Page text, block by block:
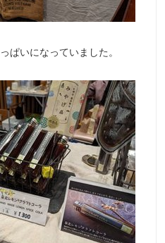
ぱいになっていました。